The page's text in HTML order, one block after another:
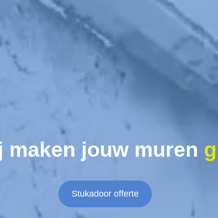
maken jouw muren
Stukadoor offerte